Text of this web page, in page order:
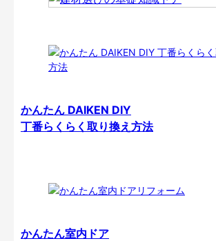
かんたん DAIKEN DIY
丁番らくらく取り換え方法
かんたん室内ドア